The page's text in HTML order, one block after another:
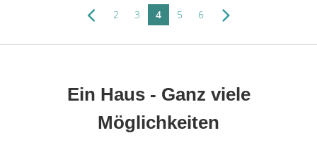
2 3 4 5 6
Ein Haus - Ganz viele
Möglichkeiten